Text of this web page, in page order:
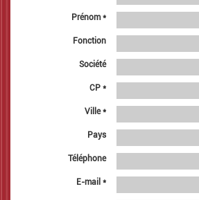
*
Prénom *
*
Fonction
Société
CP *
*
Ville *
*
Pays
Téléphone
E-mail *
mail